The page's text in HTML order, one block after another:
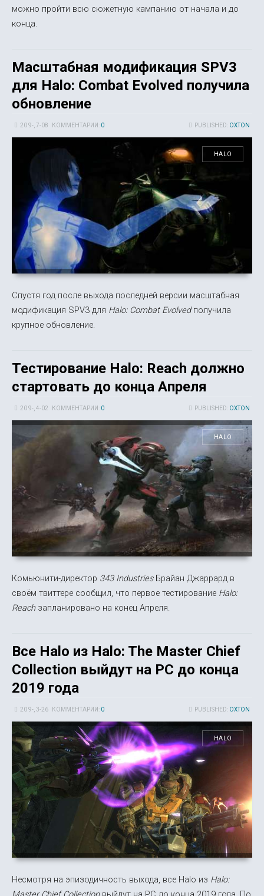
можно пройти всю сюжетную кампанию от начала и до
конца.
Масштабная модификация SPV3
для Halo: Combat Evolved получила
обновление
PUBLISHED: OXTON
20 9-, 7-08 КОММЕНТАРИИ: 0
HALO
Спустя год после выхода последней версии масштабная
модификация SPV3 для Halo: Combat Evolvedполучила
крупное обновление.
Тестирование Halo: Reach должно
стартовать до конца Апреля
PUBLISHED: OXTON
20 9-, 4-02 КОММЕНТАРИИ: 0
HALO
Комьюнити-директор 343 IndustriesБрайан Джаррард в
своём твиттере сообщил, что первое тестирование Halo:
Reachзапланировано на конец Апреля.
Все Halo из Halo: The Master Chief
Collection выйдут на PC до конца
2019 года
PUBLISHED: OXTON
20 9-, 3-26 КОММЕНТАРИИ: 0
HALO
Несмотря на эпизодичность выхода, все Halo из Halo: